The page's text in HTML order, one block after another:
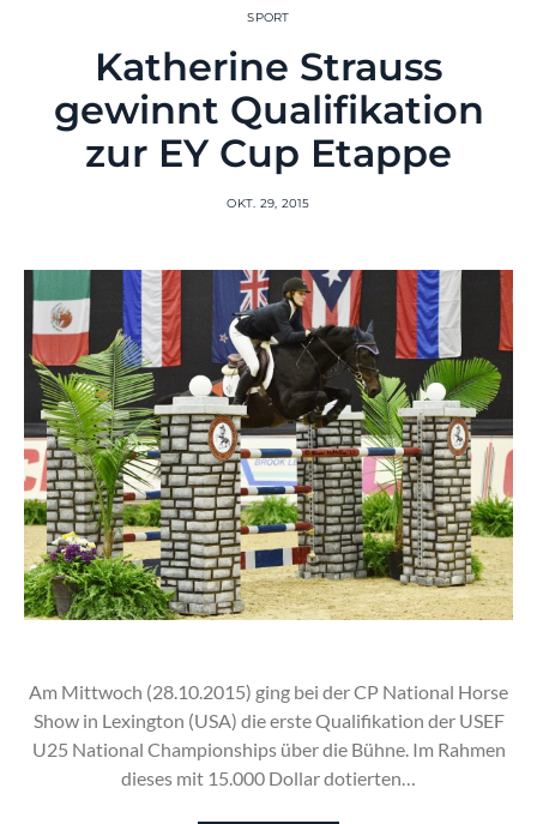
SPORT
Katherine Strauss
gewinnt Qualifikation
zur EY Cup Etappe
OKT. 29, 2015
Am Mittwoch (28.10.2015) ging bei der CP National Horse
Show in Lexington (USA) die erste Qualifikation der USEF
U25 National Championships über die Bühne. Im Rahmen
dieses mit 15.000 Dollar dotierten…